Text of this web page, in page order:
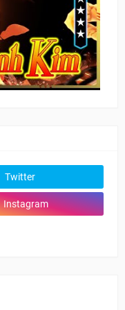
Twitter
Instagram